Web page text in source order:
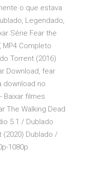
o que estava
Legendado,
Série Fear the
MP4 Completo
Torrent (2016)
Download, fear
download no
Baixar filmes
The Walking Dead
5.1 / Dublado
(2020) Dublado /
1080p